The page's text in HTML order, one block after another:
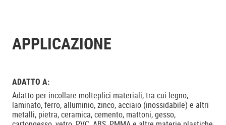
APPLICAZIONE
ADATTO A:
Adatto per incollare molteplici materiali, tra cui legno,
laminato, ferro, alluminio, zinco, acciaio (inossidabile) e altri
metalli, pietra, ceramica, cemento, mattoni, gesso,